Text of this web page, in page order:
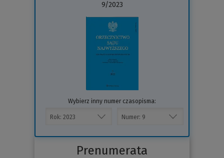
9/2023
Wybierz inny numer czasopisma:
Prenumerata